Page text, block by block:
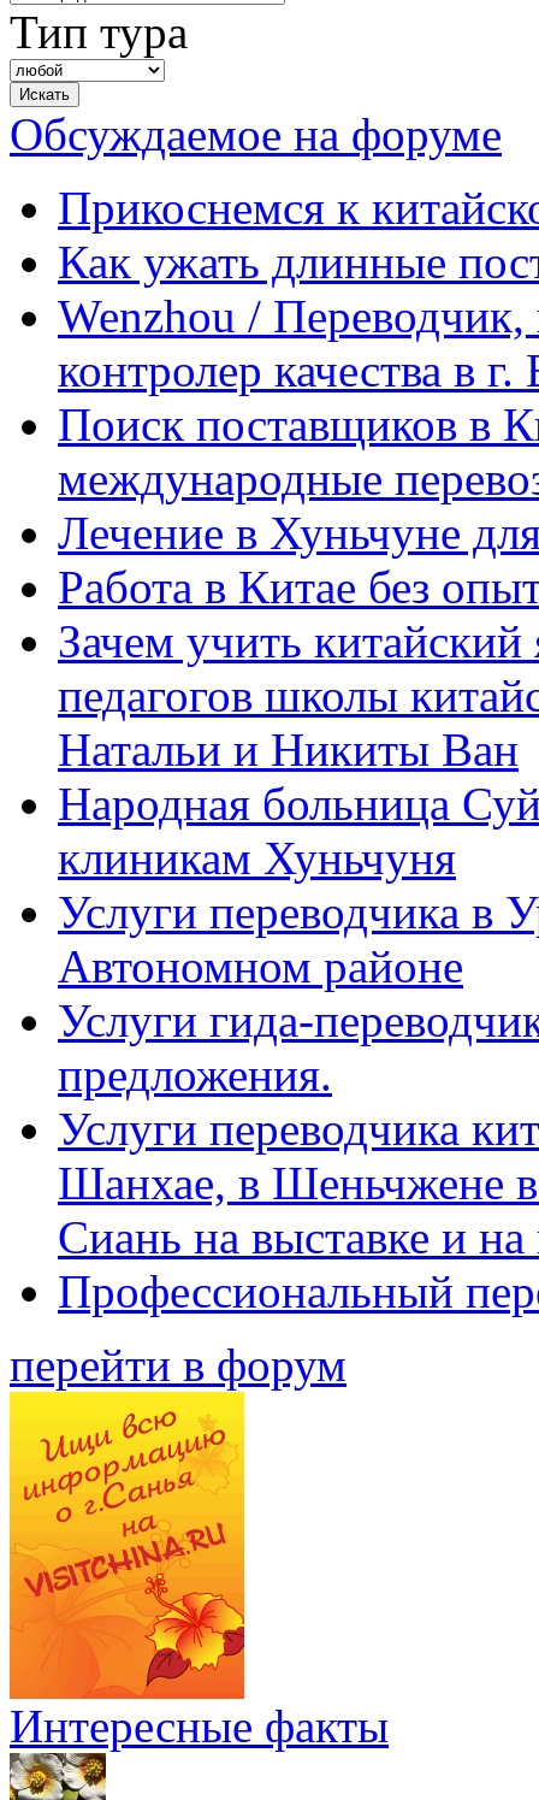
Тип тура
Обсуждаемое на форуме
Прикоснемся к
Как ужать длинные
Wenzhou / Переводчик,
контролер качества в
Поиск поставщиков в
международные
Лечение в Хуньчуне
Работа в Китае без
Зачем учить
педагогов школы
Натальи и Никиты Ван
Народная больница
клиникам Хуньчуня
Услуги переводчика в
Автономном районе
Услуги гида-
предложения.
Услуги переводчика
Шанхае, в Шеньчжене
Сиань на выставке и
Профессиональный
перейти в форум
Интересные факты